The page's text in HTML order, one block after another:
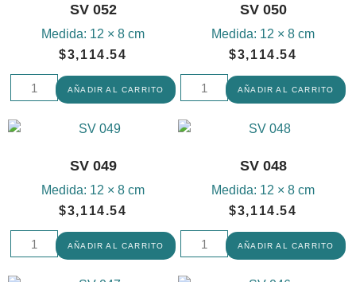
SV 052
Medida: 12 × 8 cm
$3,114.54
AÑADIR AL CARRITO
SV 050
Medida: 12 × 8 cm
$3,114.54
AÑADIR AL CARRITO
SV 049
Medida: 12 × 8 cm
$3,114.54
AÑADIR AL CARRITO
SV 048
Medida: 12 × 8 cm
$3,114.54
AÑADIR AL CARRITO